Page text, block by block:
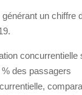
un chiffre
concurrentielle
des passagers